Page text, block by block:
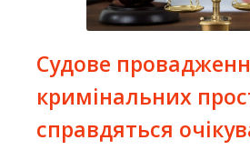
Судове
кримінальних
справдяться